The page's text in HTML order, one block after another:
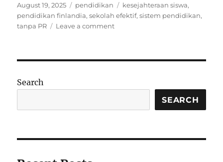
Posted
on
August 19, 2025 Categories
pendidikan Tags
kesejahteraan siswa,
pendidikan finlandia,sekolah efektif,sistem pendidikan,
tanpa PR
Leave a commenton
Tanpa
tapi
Search
SEARCH